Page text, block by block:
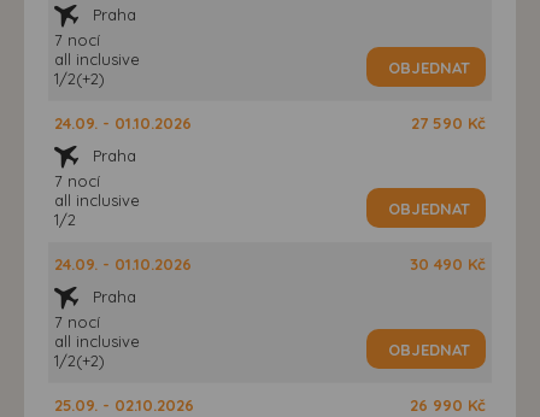
Praha
7 nocí
all inclusive
1/2(+2)
OBJEDNAT
24.09. - 01.10.2026
Praha
7 nocí
all inclusive
1/2
27 590 Kč
OBJEDNAT
24.09. - 01.10.2026
Praha
7 nocí
all inclusive
1/2(+2)
30 490 Kč
OBJEDNAT
25.09. - 02.10.2026
26 990 Kč